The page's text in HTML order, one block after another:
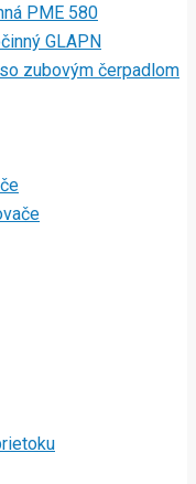
PME 580
GLAPN
zubovým čerpadlom